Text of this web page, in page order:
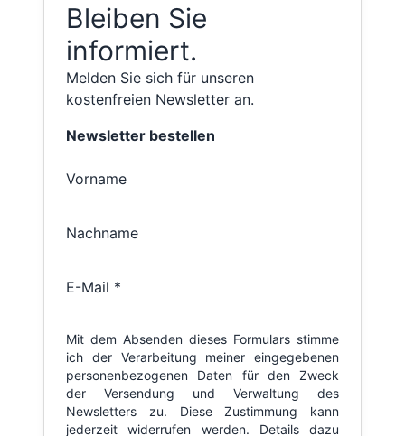
Bleiben Sie
informiert.
Melden Sie sich für unseren
kostenfreien Newsletter an.